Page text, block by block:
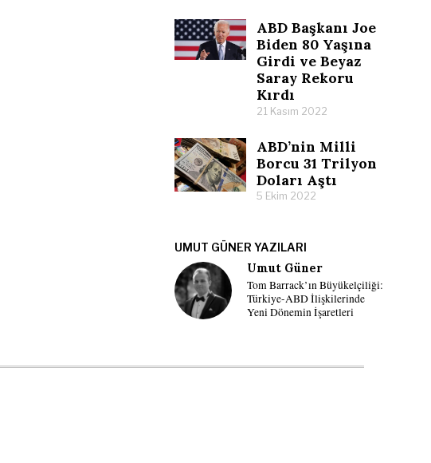
ABD Başkanı Joe
Biden 80 Yaşına
Girdi ve Beyaz
Saray Rekoru
Kırdı
21 Kasım 2022
ABD’nin Milli
Borcu 31 Trilyon
Doları Aştı
5 Ekim 2022
UMUT GÜNER YAZILARI
Umut Güner
Tom Barrack’ın Büyükelçiliği:
Türkiye-ABD İlişkilerinde
Yeni Dönemin İşaretleri